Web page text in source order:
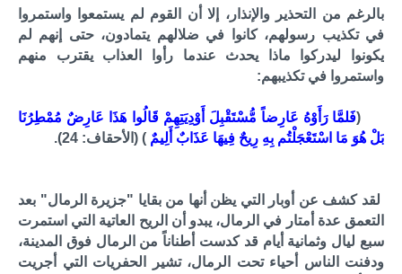
بالرغم من التحذير والإنذار، إلا أن القوم لم يستمعوا واستمروا
في تكذيب رسولهم، كانوا في ضلالهم يتمادون، حتى إنهم لم
يكونوا ليدركوا ماذا يحدث عندما رأوا العذاب يقترب منهم
واستمروا في تكذيبهم:
(فَلمَّا رَأَوْهُ عَارِضاً مُّسْتَقْبِلَ أَوْدِيَتِهِمْ قَالُوا هَذَا عَارِضٌ مُمْطِرُنَا
بَلْ هُوَ مَا اسْتَعْجَلْتُم بِهِ رِيحٌ فِيهَا عَذَابٌ أَلِيمٌ ) (الأحقاف: 24).
لقد كشف عن أوبار التي يظن أنها من بقايا "جزيرة الرمال" بعد
التعمق عدة أمتار في الرمال، يبدو أن الريح العاتية التي استمرت
سبع ليال وثمانية أيام قد كدست أطناناً من الرمال فوق المدينة،
ودفنت الناس أحياء تحت الرمال، تشير الحفريات التي أجريت